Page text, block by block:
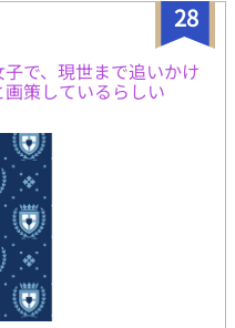
28
で、現世まで追いかけ
策しているらしい